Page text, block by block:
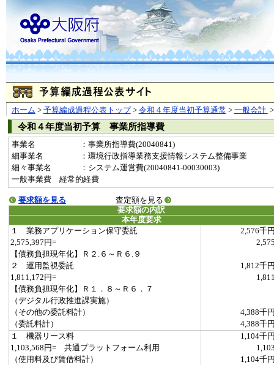
ホーム > 予算編成過程公表トップ> 令和４年度当初予算通常 > 一般会計
令和４年度当初予算 事業所指導費
事業名
：事業所指導費(20040841)
細事業名
：環境行政指導業務支援情報システム整備事業
細々事業名
：システム運営費(20040841-00030003)
一般事業費 経常的経費
要求額を見る
査定額を見る
要求額の内訳
本年度要求
１ 業務アプリケーション保守委託
2,576千
2,575,397円=
【債務負担現年化】Ｒ２.６～Ｒ６.９
２ 運用監視委託
1,812千
1,811,172円=
【債務負担現年化】Ｒ１．８～Ｒ６．７
（デジタル行政推進課実施）
（その他の委託料計）
4,388千
（委託料計）
4,388千
１ 機器リース料
1,104千
1,103,568円= 共通プラットフォーム利用
（使用料及び賃借料計）
1,104千